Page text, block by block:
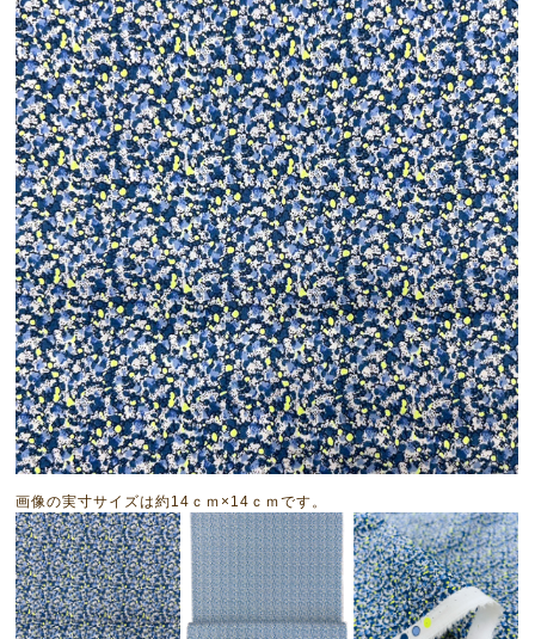
画像の実寸サイズは約14ｃｍ×14ｃｍです。